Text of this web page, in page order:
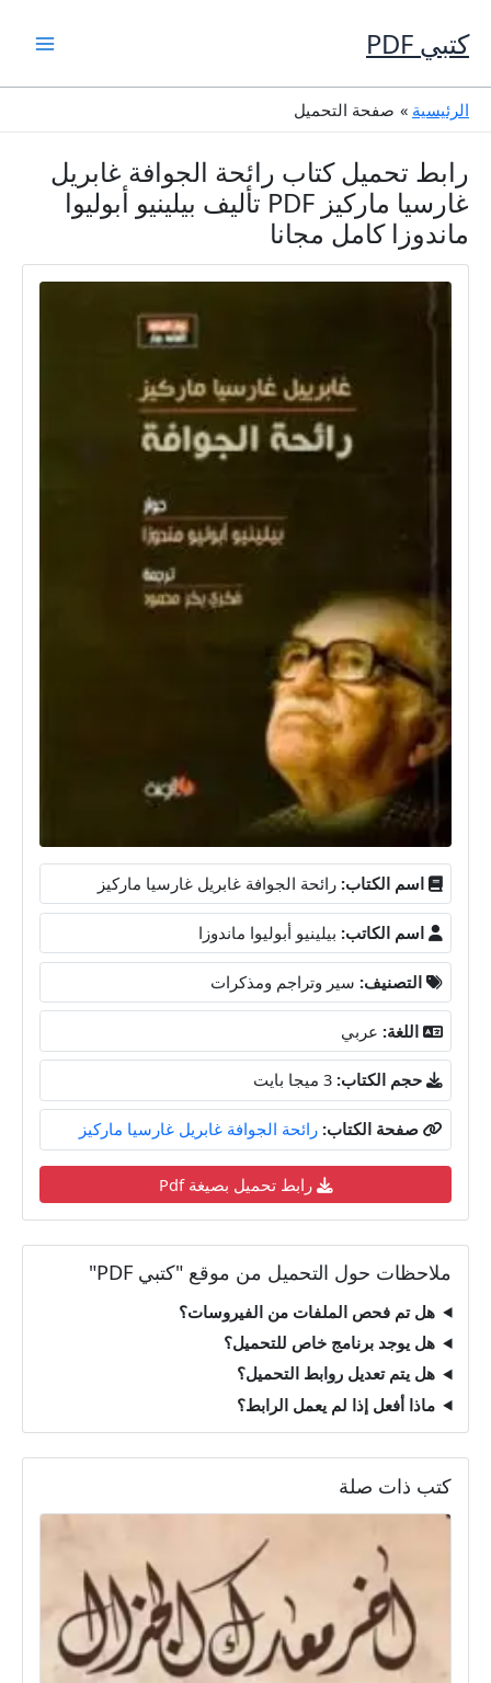
إلى
المحتوى
كتبي PDF
الرئيسية صفحة التحميل
رابط تحميل كتاب رائحة الجوافة غابريل
غارسيا ماركيز PDF تأليف بيلينيو أبوليوا
ماندوزا كامل مجانا
اسم الكتاب: رائحة الجوافة غابريل غارسيا ماركيز
اسم الكاتب: بيلينيو أبوليوا ماندوزا
التصنيف: سير وتراجم ومذكرات
اللغة: عربي
حجم الكتاب: 3 ميجا بايت
صفحة الكتاب: رائحة الجوافة غابريل غارسيا ماركيز
رابط تحميل بصيغة Pdf
ملاحظات حول التحميل من موقع "كتبي PDF"
هل تم فحص الملفات من الفيروسات؟
هل يوجد برنامج خاص للتحميل؟
هل يتم تعديل روابط التحميل؟
ماذا أفعل إذا لم يعمل الرابط؟
كتب ذات صلة